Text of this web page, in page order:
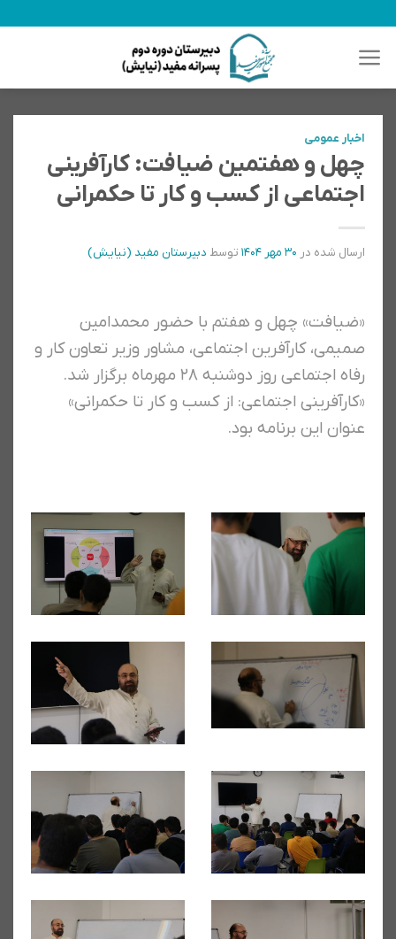
محتوا
اخبار عمومی
چهل و هفتمین ضیافت: کارآفرینی
اجتماعی از کسب و کار تا حکمرانی
ارسال شده در ۳۰ مهر ۱۴۰۴ توسط دبیرستان مفید (نیایش)
«ضیافت» چهل و هفتم با حضور محمدامین
صمیمی، کارآفرین اجتماعی، مشاور وزیر تعاون کار و
رفاه اجتماعی روز دوشنبه ۲۸ مهرماه برگزار شد.
«کارآفرینی اجتماعی: از کسب و کار تا حکمرانی»
عنوان این برنامه بود.